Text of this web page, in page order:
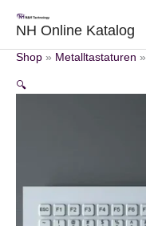
Inhalt
springen
NH Online Katalog
Shop » Metalltastaturen »
🔍